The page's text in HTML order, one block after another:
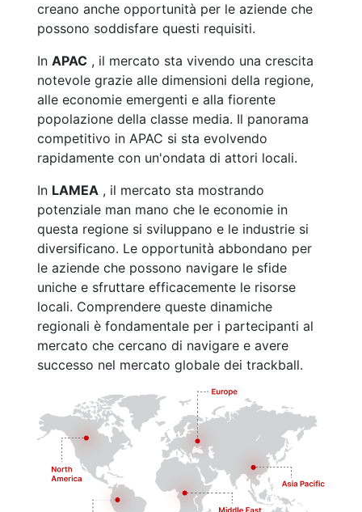
creano anche opportunità per le aziende che
possono soddisfare questi requisiti.
In APAC , il mercato sta vivendo una crescita
notevole grazie alle dimensioni della regione,
alle economie emergenti e alla fiorente
popolazione della classe media. Il panorama
competitivo in APAC si sta evolvendo
rapidamente con un'ondata di attori locali.
In LAMEA , il mercato sta mostrando
potenziale man mano che le economie in
questa regione si sviluppano e le industrie si
diversificano. Le opportunità abbondano per
le aziende che possono navigare le sfide
uniche e sfruttare efficacemente le risorse
locali. Comprendere queste dinamiche
regionali è fondamentale per i partecipanti al
mercato che cercano di navigare e avere
successo nel mercato globale dei trackball.